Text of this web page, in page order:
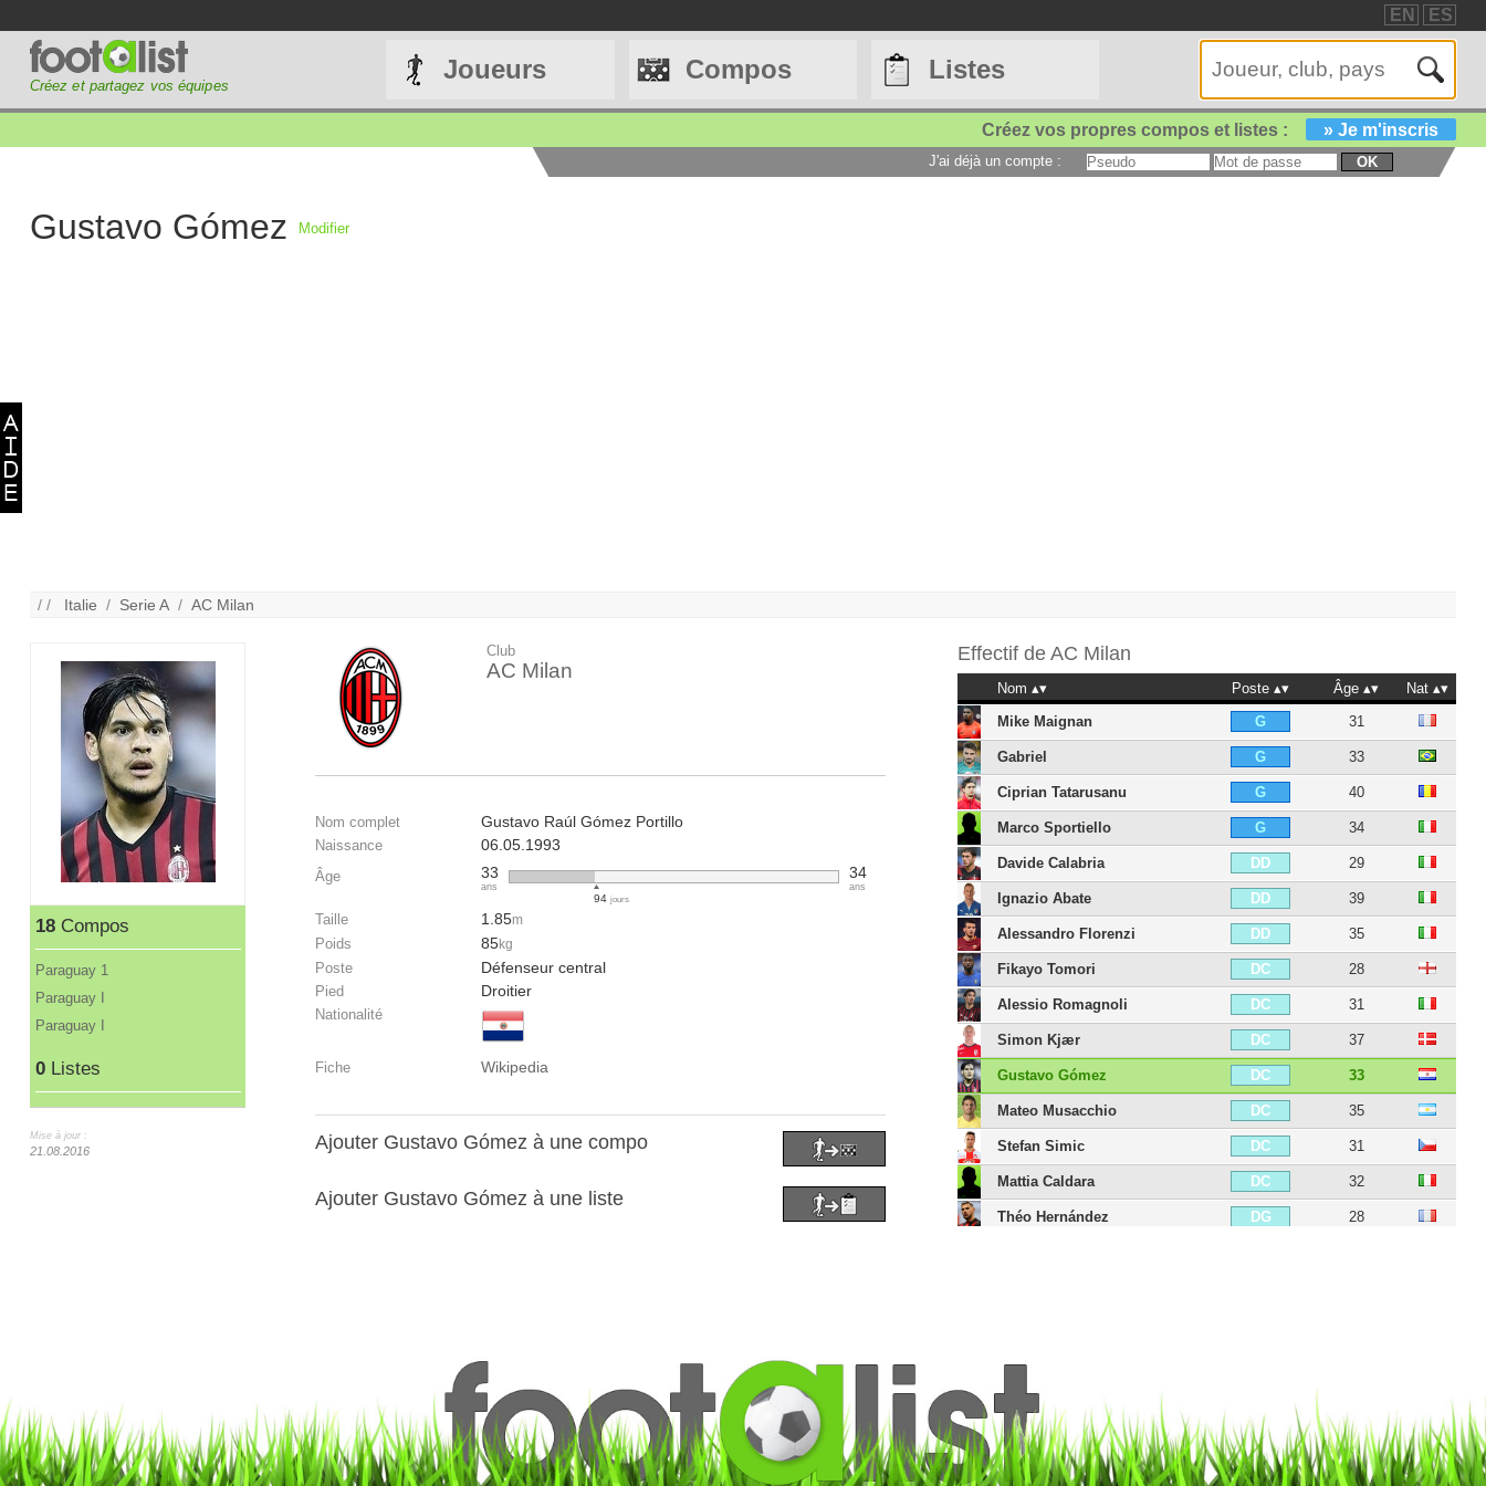
EN ES
Créez et partagez vos équipes
Joueurs Compos Listes
Créez vos propres compos et listes : » Je m'inscris
J'ai déjà un compte : OK
Gustavo Gómez Modifier
/ / Italie / Serie A /AC Milan
18Compos
Paraguay 1
Paraguay I
Paraguay I
0Listes
Mise à jour :
21.08.2016
Club
AC Milan
Nom complet Gustavo Raúl Gómez Portillo
Naissance 06.05.1993
Âge 33
ans
94jours
34
ans
Taille 1.85m
Poids 85kg
Poste Défenseur central
Pied Droitier
Nationalité
Fiche Wikipedia
Ajouter Gustavo Gómez à une compo
Ajouter Gustavo Gómez à une liste
Effectif de AC Milan
Nom Poste Âge
Nat
Mike Maignan
G 31
Gabriel G 33
Ciprian Tatarusanu G 40
Marco Sportiello G 34
Davide Calabria DD 29
Ignazio Abate DD 39
Alessandro Florenzi DD 35
Fikayo Tomori DC 28
Alessio Romagnoli DC 31
Simon Kjær DC 37
Gustavo Gómez DC 33
Mateo Musacchio DC 35
Stefan Simic DC 31
Mattia Caldara DC 32
Théo Hernández DG 28
Riccardo Montolivo
Andrea Poli MC 36
Andrea Bertolacci MC 35